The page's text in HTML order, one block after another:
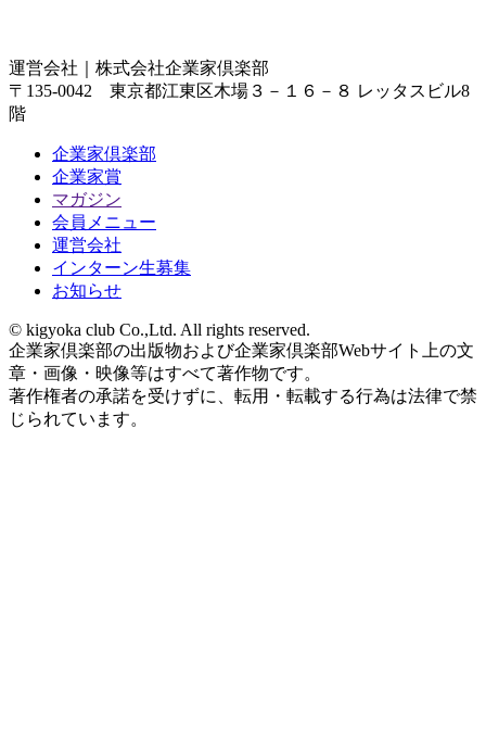
運営会社｜ 株式会社企業家倶楽部
〒135-0042 東京都江東区木場３－１６－８ レッタスビル8
階
企業家倶楽部
企業家賞
マガジン
会員メニュー
運営会社
インターン生募集
お知らせ
© kigyoka club Co.,Ltd. All rights reserved.
企業家倶楽部の出版物および企業家倶楽部Webサイト上の文
章・画像・映像等はすべて著作物です。
著作権者の承諾を受けずに、転用・転載する行為は法律で禁
じられています。